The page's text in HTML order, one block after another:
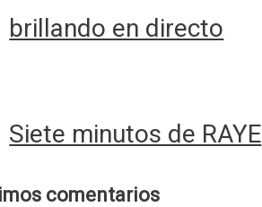
brillando en directo
Siete minutos de RAYE
comentarios